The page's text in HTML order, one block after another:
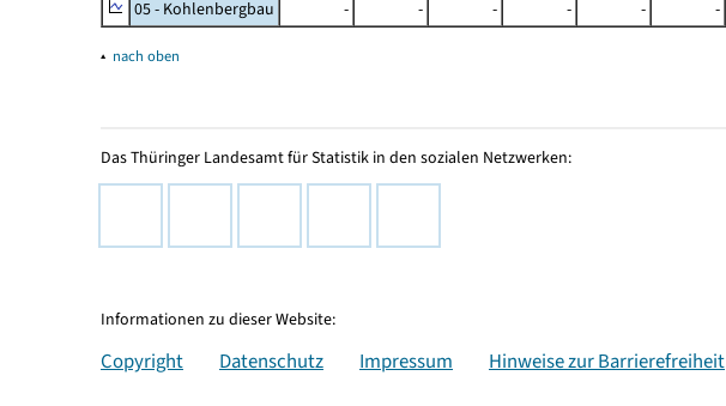
05 - Kohlenbergbau - - - - - -
▴ nach oben
Das Thüringer Landesamt für Statistik in den sozialen Netzwerken:
Informationen zu dieser Website:
Copyright Datenschutz Impressum Hinweise zur Barrierefreiheit